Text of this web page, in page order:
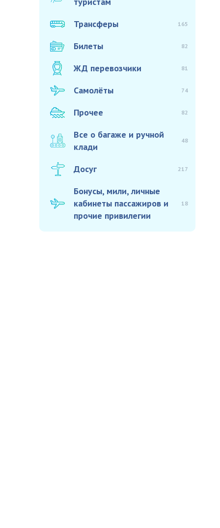
Трансферы 165
Билеты 82
ЖД перевозчики 81
Самолёты 74
Прочее 82
Все о багаже и ручной
клади
48
Досуг 217
Бонусы, мили, личные
кабинеты пассажиров и
прочие привилегии
18